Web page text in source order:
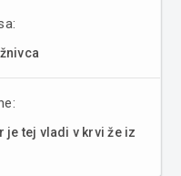
je tej vladi v krvi že iz